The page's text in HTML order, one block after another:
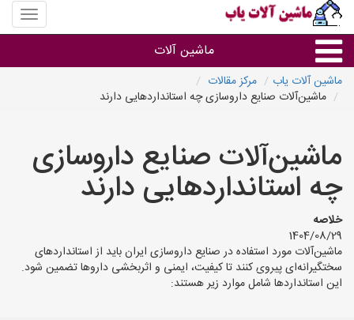
منوی
سایت
آلات
ماشین آلات
ماشین آلات
سایر گروه ها
ماشین آلات
ماشین آلات یاب
مرکز مقالات
ماشین‌آلات صنایع داروسازی چه استانداردهایی دارند
ماشین‌آلات صنایع داروسازی
چه استانداردهایی دارند
خلاصه
1404/08/29
ماشین‌آلات مورد استفاده در صنایع داروسازی ایران باید از استانداردهای
سختگیرانه‌ای پیروی کنند تا کیفیت، ایمنی و اثربخشی داروها تضمین شود.
این استانداردها شامل موارد زیر هستند: